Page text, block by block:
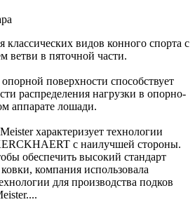
классических видов конного спорта с
ветви в пяточной части.
поверхности способствует
распределения нагрузки в опорно-
аппарате лошади.
характеризует технологии
с наилучшей стороны.
обеспечить высокий стандарт
компания использовала
для производства подков